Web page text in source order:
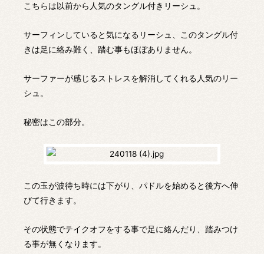
こちらは以前から人気のタングル付きリーシュ。
サーフィンしていると気になるリーシュ、このタングル付
きは足に絡み難く、踏む事もほぼありません。
サーファーが感じるストレスを解消してくれる人気のリー
シュ。
秘密はこの部分。
この玉が波待ち時には下がり、パドルを始めると後方へ伸
びて行きます。
その状態でテイクオフをする事で足に絡んだり、踏みつけ
る事が無くなります。